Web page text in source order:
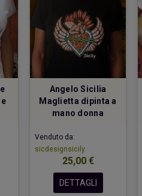
Appendino Faro Rosso
26,00 €
Angelo Sicilia
Maglietta dipinta a
mano donna
Venduto da:
sicdesignsicily
25,00 €
DETTAGLI